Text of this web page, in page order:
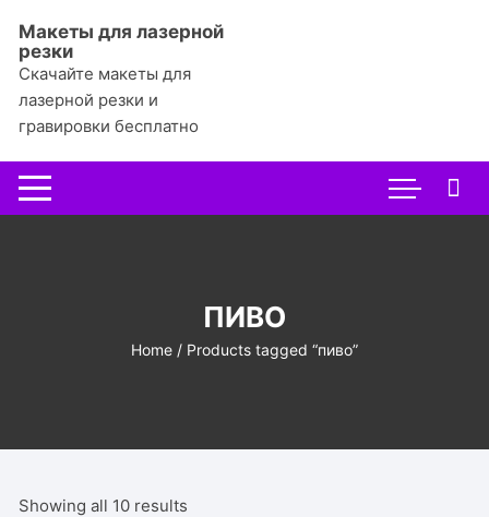
содержимому
Макеты для лазерной
резки
Скачайте макеты для
лазерной резки и
гравировки бесплатно
ПИВО
Home/ Products tagged “пиво”
Showing all 10 results